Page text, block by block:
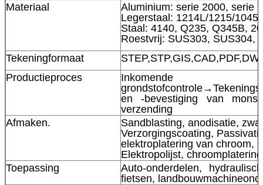
Materiaal
Aluminium: serie 2000, serie
Legerstaal: 1214L/1215/
Staal: 4140, Q235, Q345B,
Roestvrij: SUS303, SUS304,
Tekeningformaat
Productieproces
Inkomende
en -bevestiging van
verzending
Afmaken.
Sandblasting, anodisatie,
Verzorgingscoating,
elektroplatering van chroom,
Elektropolijst,
Toepassing
Auto-onderdelen,
fietsen,